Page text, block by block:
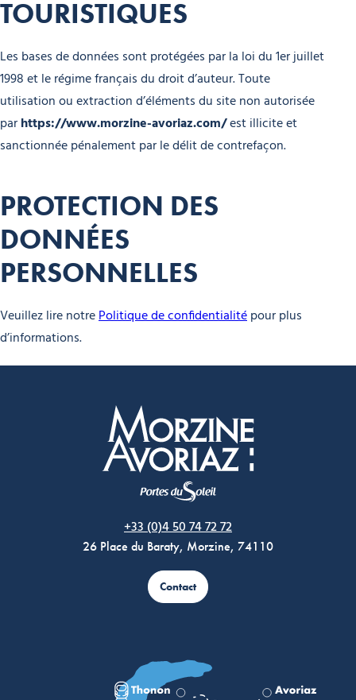
TOURISTIQUES
Les bases de données sont protégées par la loi du 1er juillet
1998 et le régime français du droit d’auteur. Toute
utilisation ou extraction d’éléments du site non autorisée
parhttps://www.morzine-avoriaz.com/est illicite et
sanctionnée pénalement par le délit de contrefaçon.
PROTECTION DES
DONNÉES
PERSONNELLES
Veuillez lire notrePolitique de confidentialitépour plus
d’informations.
+33 (0)4 50 74 72 72
26 Place du Baraty, Morzine, 74110
Contact